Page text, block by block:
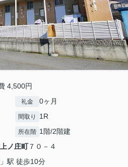
4,500円
礼金 0ヶ月
間取り 1R
所在階 1階/2階建
ノ庄町７０－４
」駅 徒歩10分